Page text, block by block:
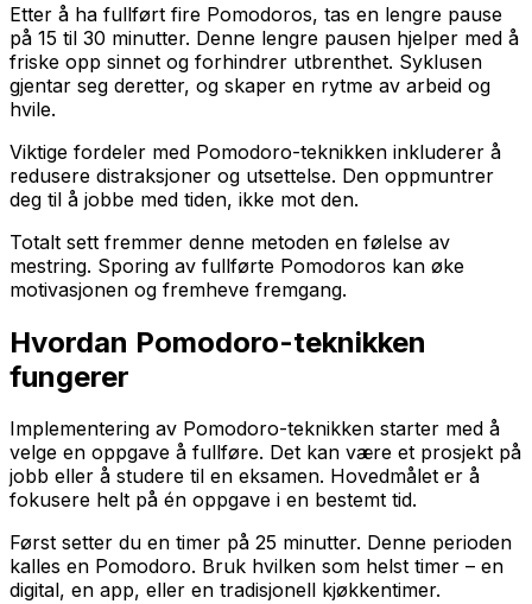
Etter å ha fullført fire Pomodoros, tas en lengre pause
på 15 til 30 minutter. Denne lengre pausen hjelper med å
friske opp sinnet og forhindrer utbrenthet. Syklusen
gjentar seg deretter, og skaper en rytme av arbeid og
hvile.
Viktige fordeler med Pomodoro-teknikken inkluderer å
redusere distraksjoner og utsettelse. Den oppmuntrer
deg til å jobbe med tiden, ikke mot den.
Totalt sett fremmer denne metoden en følelse av
mestring. Sporing av fullførte Pomodoros kan øke
motivasjonen og fremheve fremgang.
Hvordan Pomodoro-teknikken
fungerer
Implementering av Pomodoro-teknikken starter med å
velge en oppgave å fullføre. Det kan være et prosjekt på
jobb eller å studere til en eksamen. Hovedmålet er å
fokusere helt på én oppgave i en bestemt tid.
Først setter du en timer på 25 minutter. Denne perioden
kalles en Pomodoro. Bruk hvilken som helst timer – en
digital, en app, eller en tradisjonell kjøkkentimer.